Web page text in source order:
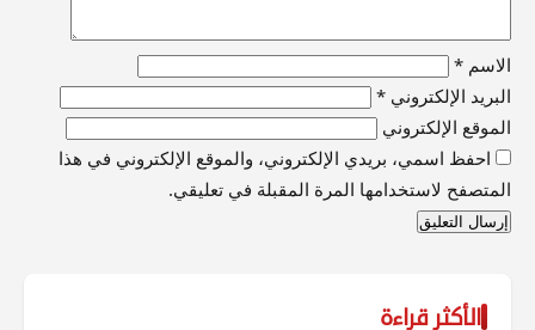
الاسم *
البريد الإلكتروني *
الموقع الإلكتروني
احفظ اسمي، بريدي الإلكتروني، والموقع الإلكتروني في هذا
المتصفح لاستخدامها المرة المقبلة في تعليقي.
الأكثر قراءة